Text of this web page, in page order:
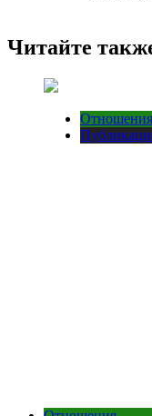
Читайте
Отношения